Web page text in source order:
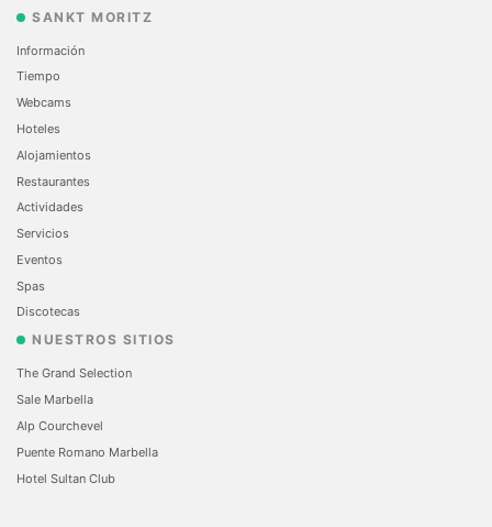
SANKT MORITZ
Información
Tiempo
Webcams
Hoteles
Alojamientos
Restaurantes
Actividades
Servicios
Eventos
Spas
Discotecas
NUESTROS SITIOS
The Grand Selection
Sale Marbella
Alp Courchevel
Puente Romano Marbella
Hotel Sultan Club